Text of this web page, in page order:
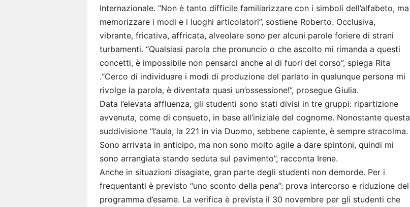
Internazionale. “Non è tanto difficile familiarizzare con i simboli dell’alfabeto, ma
memorizzare i modi e i luoghi articolatori”, sostiene Roberto. Occlusiva,
vibrante, fricativa, affricata, alveolare sono per alcuni parole foriere di strani
turbamenti. “Qualsiasi parola che pronuncio o che ascolto mi rimanda a questi
concetti, è impossibile non pensarci anche al di fuori del corso”, spiega Rita
.“Cerco di individuare i modi di produzione del parlato in qualunque persona mi
rivolge la parola, è diventata quasi un’ossessione!”, prosegue Giulia.
Data l’elevata affluenza, gli studenti sono stati divisi in tre gruppi: ripartizione
avvenuta, come di consueto, in base all’iniziale del cognome. Nonostante questa
suddivisione “l’aula, la 221 in via Duomo, sebbene capiente, è sempre stracolma.
Sono arrivata in anticipo, ma non sono molto agile a dare spintoni, quindi mi
sono arrangiata stando seduta sul pavimento”, racconta Irene.
Anche in situazioni disagiate, gran parte degli studenti non demorde. Per i
frequentanti è previsto “uno sconto della pena”: prova intercorso e riduzione del
programma d’esame. La verifica è prevista il 30 novembre per gli studenti che